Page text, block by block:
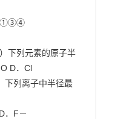
①③④
下列元素的原子半
D．Cl
下列离子中半径最
．F－